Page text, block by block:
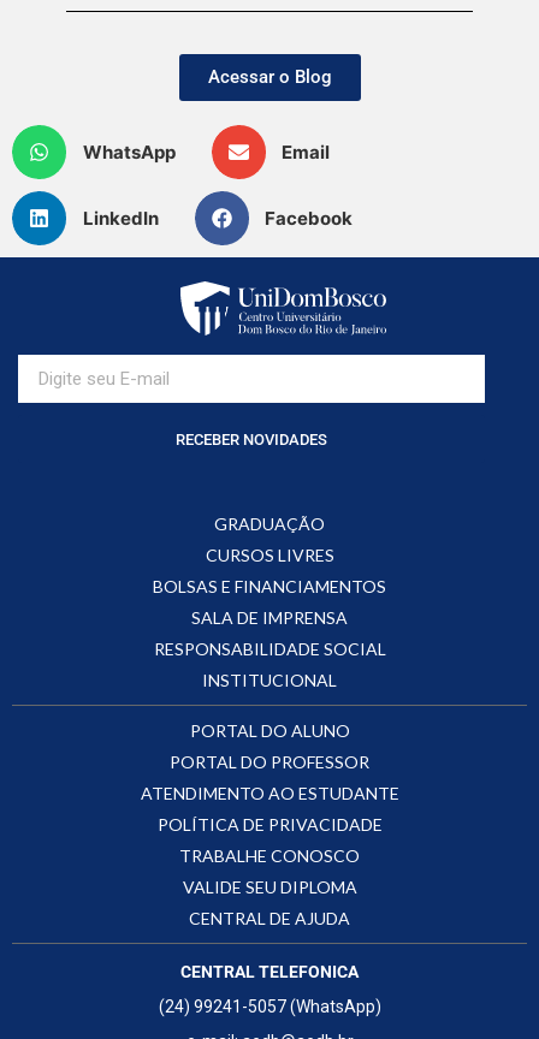
Acessar o Blog
WhatsApp Email
LinkedIn Facebook
RECEBER NOVIDADES
GRADUAÇÃO
CURSOS LIVRES
BOLSAS E FINANCIAMENTOS
SALA DE IMPRENSA
RESPONSABILIDADE SOCIAL
INSTITUCIONAL
PORTAL DO ALUNO
PORTAL DO PROFESSOR
ATENDIMENTO AO ESTUDANTE
POLÍTICA DE PRIVACIDADE
TRABALHE CONOSCO
VALIDE SEU DIPLOMA
CENTRAL DE AJUDA
CENTRAL TELEFONICA
(24) 99241-5057 (WhatsApp)